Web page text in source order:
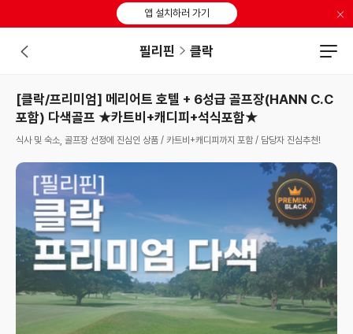
앱 설치하러 가기 ×
필리핀 클락
[클락/프리미엄] 메리어트 호텔 + 6성급 골프장(HANN C.C
포함) 다색골프 ★카트비+캐디피+석식포함★
식사 및 숙소, 골프장 선정에 진심인 상품 / 카트비+캐디피까지 포함 / 담당자 진심추천!